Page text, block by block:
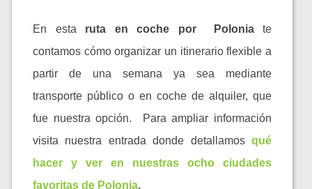
En esta ruta en coche por Poloniate
contamos cómo organizar un itinerario flexible a
partir de una semana ya sea mediante
transporte público o en coche de alquiler, que
fue nuestra opción. Para ampliar información
visita nuestra entrada donde detallamos qué
hacer y ver en nuestras ocho ciudades
favoritas de Polonia.